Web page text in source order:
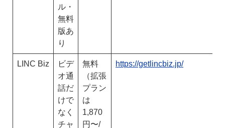
ル・
無料
版あ
り
LINC Biz
ビデ
オ通
話だ
けで
なく
チャ
無料
（拡張
プラン
は
1,870
円〜/
https://getlincbiz.jp/